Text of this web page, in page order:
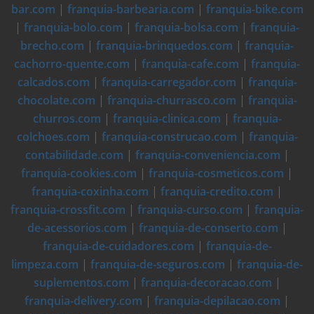
bar.com | franquia-barbearia.com | franquia-bike.com
| franquia-bolo.com | franquia-bolsa.com | franquia-
brecho.com | franquia-brinquedos.com | franquia-
cachorro-quente.com | franquia-cafe.com | franquia-
calcados.com | franquia-carregador.com | franquia-
chocolate.com | franquia-churrasco.com | franquia-
churros.com | franquia-clinica.com | franquia-
colchoes.com | franquia-construcao.com | franquia-
contabilidade.com | franquia-conveniencia.com |
franquia-cookies.com | franquia-cosmeticos.com |
franquia-coxinha.com | franquia-credito.com |
franquia-crossfit.com | franquia-curso.com | franquia-
de-acessorios.com | franquia-de-conserto.com |
franquia-de-cuidadores.com | franquia-de-
limpeza.com | franquia-de-seguros.com | franquia-de-
suplementos.com | franquia-decoracao.com |
franquia-delivery.com | franquia-depilacao.com |